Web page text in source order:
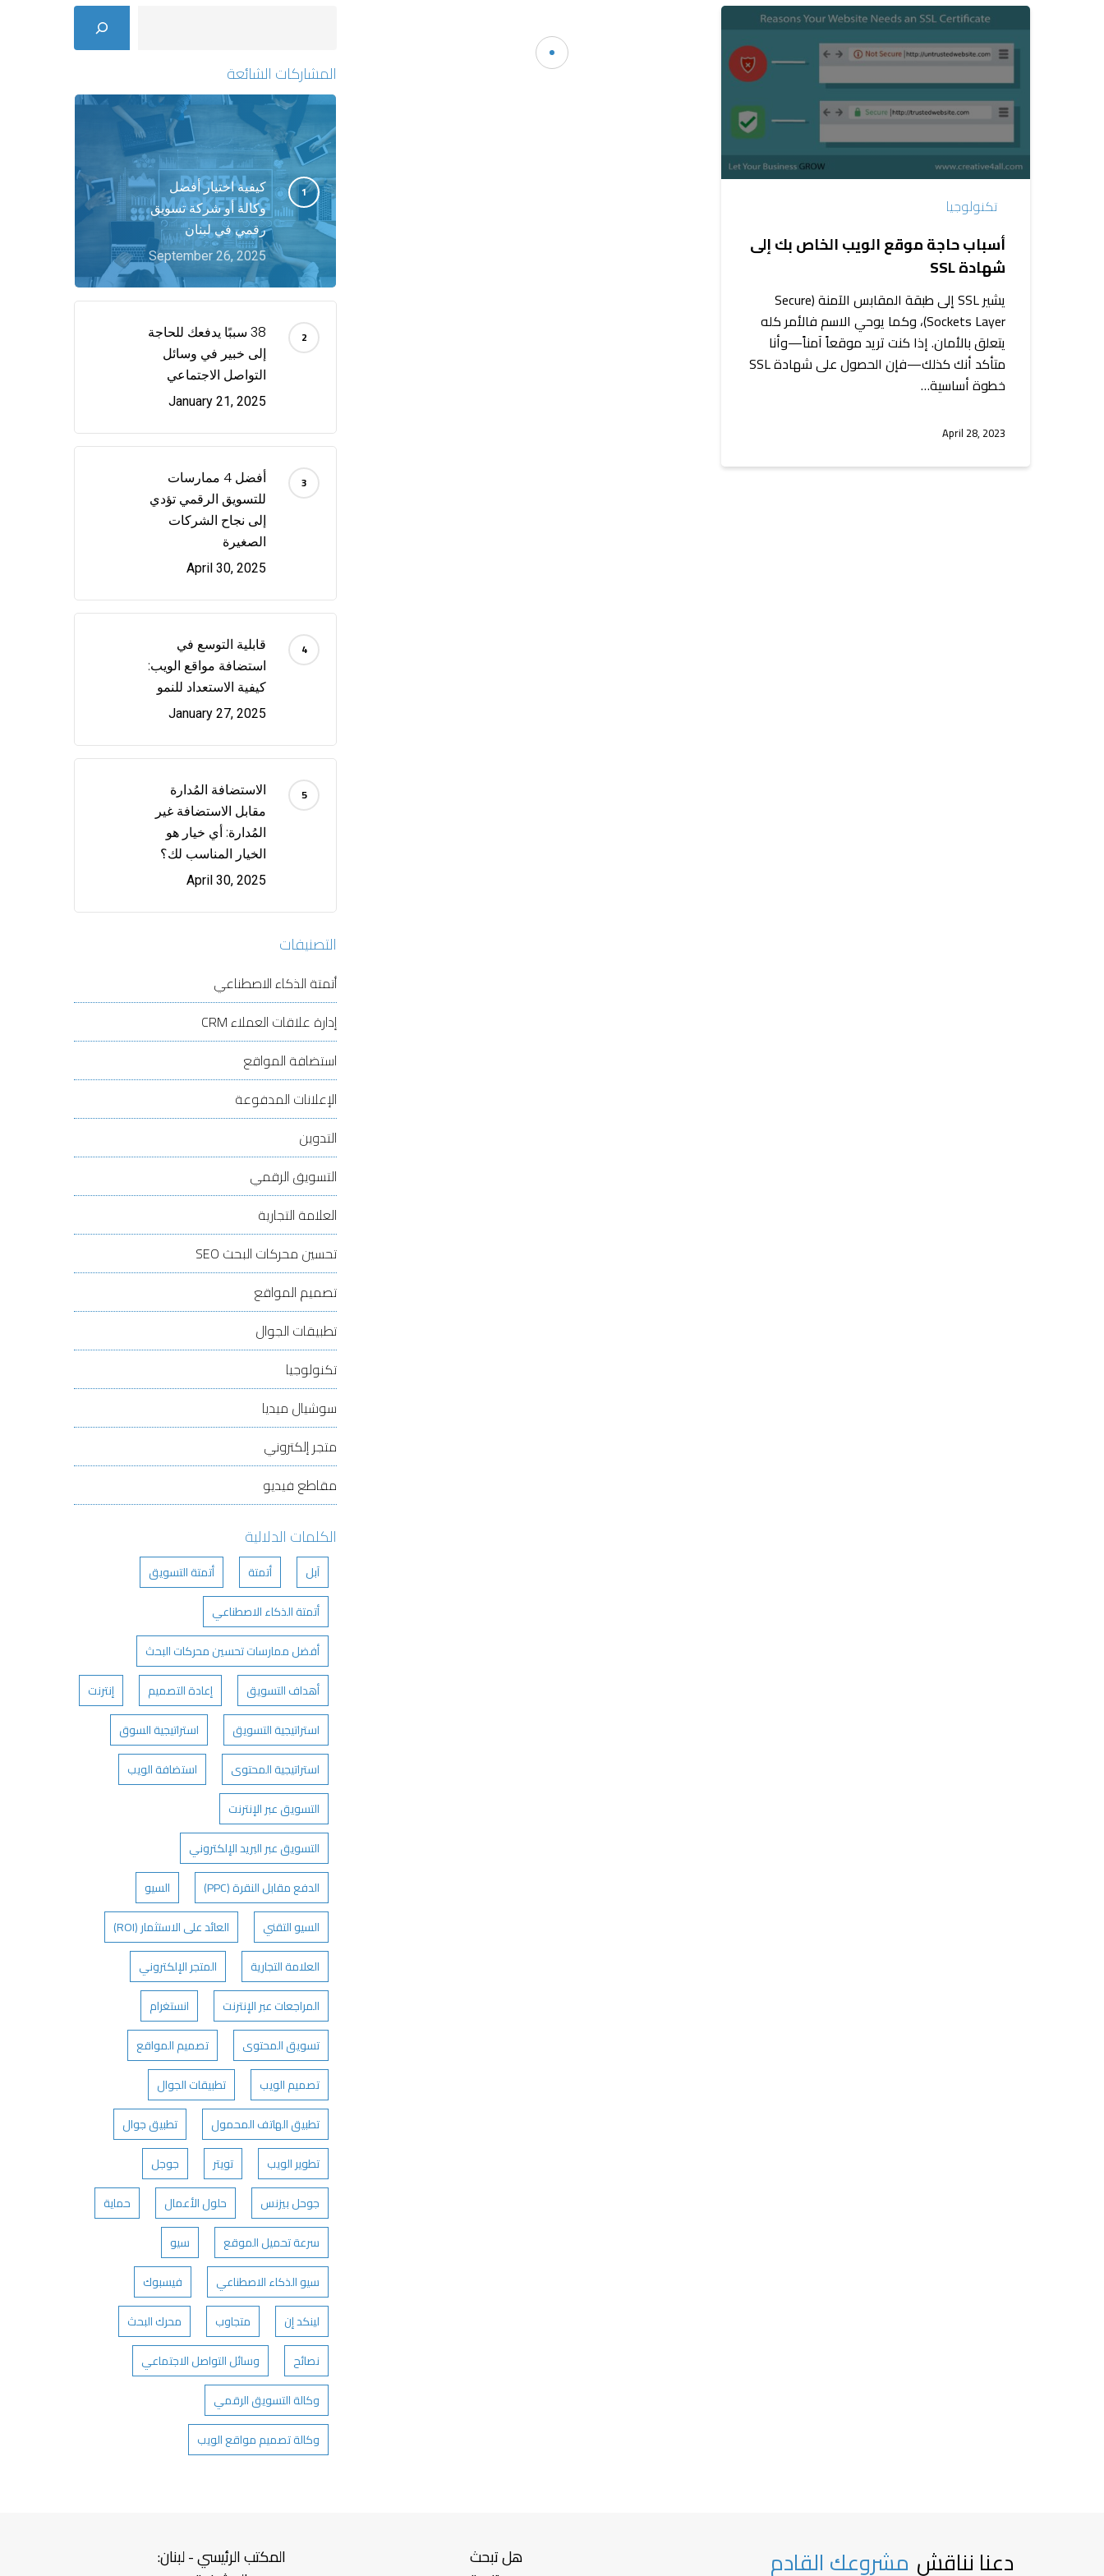
أسباب
حاجة
موقع
الويب
الخاص
إلى
شهادة
SSL
تكنولوجيا
أسباب حاجة موقع الويب الخاص بك إلى
شهادة SSL
يشير SSL إلى طبقة المقابس الآمنة (Secure
Sockets Layer)، وكما يوحي الاسم فالأمر كله
يتعلق بالأمان. إذا كنت تريد موقعاً آمناً—وأنا
متأكد أنك كذلك—فإن الحصول على شهادة SSL
خطوة أساسية…
April 28, 2023
المشاركات الشائعة
كيفية اختيار أفضل
وكالة أو شركة تسويق
رقمي في لبنان
September 26, 2025
38 سببًا يدفعك للحاجة
إلى خبير في وسائل
التواصل الاجتماعي
January 21, 2025
أفضل 4 ممارسات
للتسويق الرقمي تؤدي
إلى نجاح الشركات
الصغيرة
April 30, 2025
قابلية التوسع في
استضافة مواقع الويب:
كيفية الاستعداد للنمو
January 27, 2025
الاستضافة المُدارة
مقابل الاستضافة غير
المُدارة: أي خيار هو
الخيار المناسب لك؟
April 30, 2025
التصنيفات
أتمتة الذكاء الاصطناعي
إدارة علاقات العملاءCRM
استضافة المواقع
الإعلانات المدفوعة
التدوين
التسويق الرقمي
العلامة التجارية
تحسين محركات البحث SEO
تصميم المواقع
تطبيقات الجوال
تكنولوجيا
سوشيال ميديا
متجر إلكتروني
مقاطع فيديو
الكلمات الدلالية
آبل أتمتة
أتمتة التسويق
أتمتة الذكاء الاصطناعي
أفضل ممارسات تحسين محركات البحث
أهداف التسويق
إعادة التصميم
إنترنت
استراتيجية التسويق
استراتيجية السوق
استراتيجية المحتوى
استضافة الويب
التسويق عبر الإنترنت
التسويق عبر البريد الإلكتروني
الدفع مقابل النقرة (PPC)
السيو
السيو التقني
العائد على الاستثمار (ROI)
العلامة التجارية
المتجر الإلكتروني
المراجعات عبر الإنترنت
انستغرام
تسويق المحتوى
تصميم المواقع
تصميم الويب
تطبيقات الجوال
تطبيق الهاتف المحمول
تطبيق جوال
تطوير الويب
تويتر
جوجل
جوحل بيزنس
حلول الأعمال
حماية
سرعة تحميل الموقع
سيو
سيو الذكاء الاصطناعي
فيسبوك
لينكد إن
متجاوب
محرك البحث
نصائح
وسائل التواصل الاجتماعي
وكالة التسويق الرقمي
وكالة تصميم مواقع الويب
دعنا نناقش مشروعك القادم
هل تبحث
المكتب الرئيسي - لبنان: